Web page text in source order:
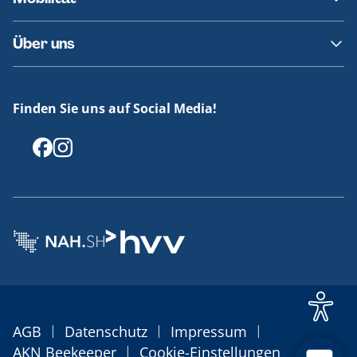
Fundsachen
Häufige Fragen
Barrierefreies Reisen
Erklärung Barrierefreiheit
Über uns
Offenlegungen
Finden Sie uns auf Social Media!
AGB | Datenschutz | Impressum |
AKN Beekeeper | Cookie-Einstellungen